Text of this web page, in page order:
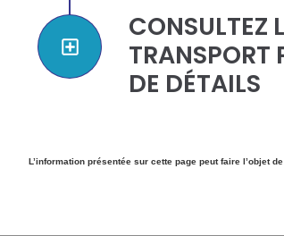
CONSULTEZ
TRANSPORT
DE DÉTAILS
L’information présentée sur cette page peut faire l’objet